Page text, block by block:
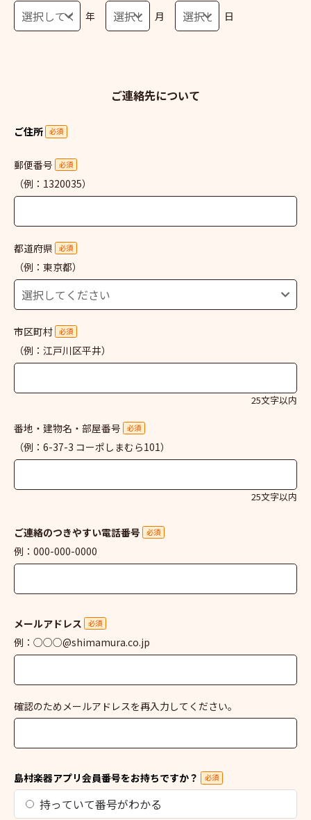
年 月 日
ご連絡先について
ご住所 必須
郵便番号 必須
（例：1320035）
都道府県 必須
（例：東京都）
市区町村 必須
（例：江戸川区平井）
25文字以内
番地・建物名・部屋番号 必須
（例：6-37-3 コーポしまむら101）
25文字以内
ご連絡のつきやすい電話番号 必須
例：000-000-0000
メールアドレス 必須
例：○○○@shimamura.co.jp
確認のためメールアドレスを再入力してください。
島村楽器アプリ会員番号をお持ちですか？ 必須
持っていて番号がわかる